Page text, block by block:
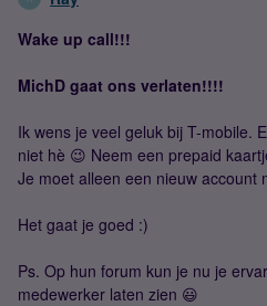
Wake up call!!!
MichD gaat ons verlaten!!!!
Ik wens je veel geluk bij T-mobile.
niet hè 😉 Neem een prepaid
Je moet alleen een nieuw account
Het gaat je goed :)
Ps. Op hun forum kun je nu je
medewerker laten zien 😃